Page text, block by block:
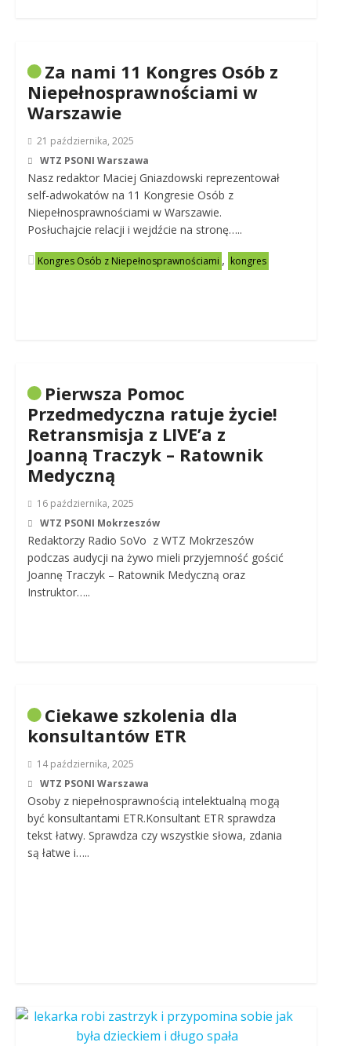
Za nami 11 Kongres Osób z
Niepełnosprawnościami w
Warszawie
21 października, 2025
WTZ PSONI Warszawa
Nasz redaktor Maciej Gniazdowski reprezentował
self-adwokatów na 11 Kongresie Osób z
Niepełnosprawnościami w Warszawie.
Posłuchajcie relacji i wejdźcie na stronę…..
Kongres Osób z Niepełnosprawnościami , kongres
Pierwsza Pomoc
Przedmedyczna ratuje życie!
Retransmisja z LIVE’a z
Joanną Traczyk – Ratownik
Medyczną
16 października, 2025
WTZ PSONI Mokrzeszów
Redaktorzy Radio SoVo z WTZ Mokrzeszów
podczas audycji na żywo mieli przyjemność gościć
Joannę Traczyk – Ratownik Medyczną oraz
Instruktor…..
Ciekawe szkolenia dla
konsultantów ETR
14 października, 2025
WTZ PSONI Warszawa
Osoby z niepełnosprawnością intelektualną mogą
być konsultantami ETR.Konsultant ETR sprawdza
tekst łatwy. Sprawdza czy wszystkie słowa, zdania
są łatwe i…..